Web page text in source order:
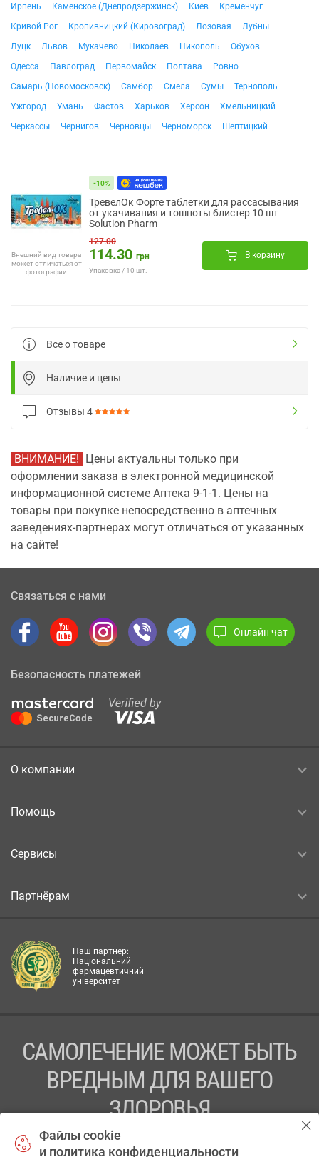
Ирпень
Каменское (Днепродзержинск) Киев
Кременчуг
Кривой Рог
Кропивницкий (Кировоград) Лозовая
Лубны
Луцк
Львов Мукачево Николаев Никополь
Обухов
Одесса
Павлоград Первомайск Полтава
Ровно
Самарь (Новомосковск)
Самбор Смела Сумы
Тернополь
Ужгород
Умань Фастов Харьков Херсон
Хмельницкий
Черкассы
Чернигов Черновцы Черноморск Шептицкий
Внешний вид товара
может отличаться от
фотографии
-10%
ТревелОк Форте таблетки для рассасывания
от укачивания и тошноты блистер 10 шт
Solution Pharm
127.00
114.30 грн
Упаковка / 10 шт.
В корзину
Все о товаре
Наличие и цены
Отзывы 4
ВНИМАНИЕ! Цены актуальны только при
оформлении заказа в электронной медицинской
информационной системе Аптека 9-1-1. Цены на
товары при покупке непосредственно в аптечных
заведениях-партнерах могут отличаться от указанных
на сайте!
Связаться с нами
Онлайн чат
Безопасность платежей
О компании
Помощь
Сервисы
Партнёрам
Наш партнер:
Національний
фармацевтичний
університет
САМОЛЕЧЕНИЕ МОЖЕТ БЫТЬ
ВРЕДНЫМ ДЛЯ ВАШЕГО
ЗДОРОВЬЯ
ПЕРЕД ПРИМЕНЕНИЕМ ПРЕПАРАТА
Файлы cookie
и политика конфиденциальности